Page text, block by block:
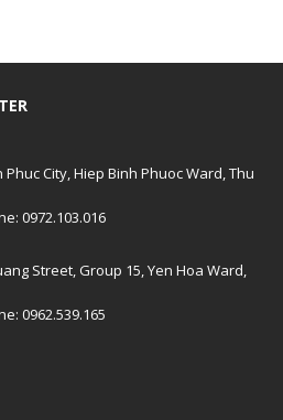
City, Hiep Binh Phuoc Ward, Thu
0972.103.016
Street, Group 15, Yen Hoa Ward,
0962.539.165